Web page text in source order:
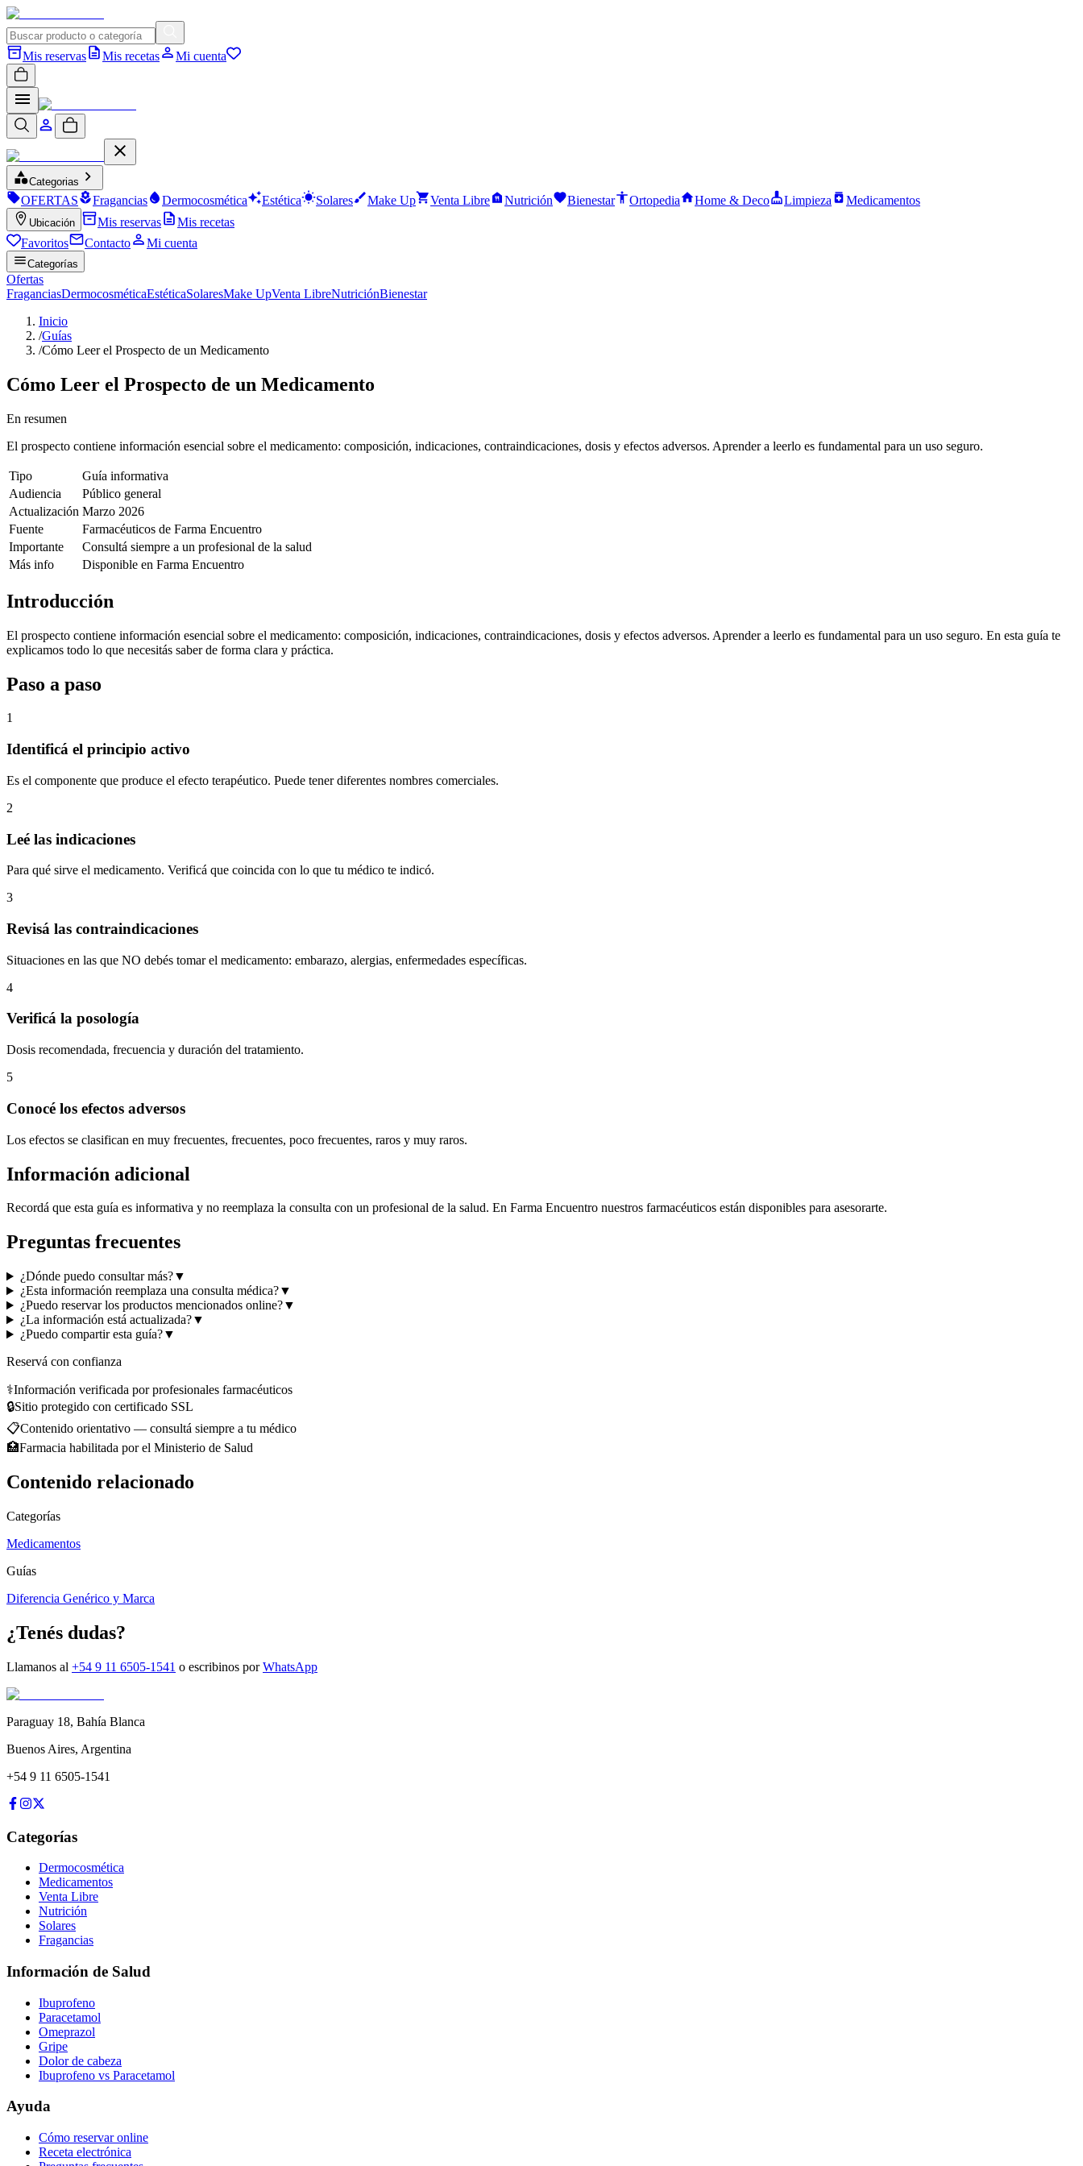
Mis reservas Mis recetas Mi cuenta
Categorias
OFERTAS Fragancias Dermocosmética Estética Solares Make Up Venta Libre Nutrición Bienestar Ortopedia Home & Deco Limpieza Medicamentos
Ubicación Mis reservas
Mis recetas
Favoritos
Contacto Mi cuenta
Categorías
Ofertas
FraganciasDermocosméticaEstéticaSolaresMake UpVenta LibreNutriciónBienestar
Inicio
/Guías
/Cómo Leer el Prospecto de un Medicamento
Cómo Leer el Prospecto de un Medicamento
En resumen
El prospecto contiene información esencial sobre el medicamento: composición, indicaciones, contraindicaciones, dosis y efectos adversos. Aprender a leerlo es fundamental para un uso seguro.
Tipo
Guía informativa
Audiencia
Público general
Actualización Marzo 2026
Fuente
Farmacéuticos de Farma Encuentro
Importante
Consultá siempre a un profesional de la salud
Más info
Disponible en Farma Encuentro
Introducción
El prospecto contiene información esencial sobre el medicamento: composición, indicaciones, contraindicaciones, dosis y efectos adversos. Aprender a leerlo es fundamental para un uso seguro. En esta guía te
explicamos todo lo que necesitás saber de forma clara y práctica.
Paso a paso
1
Identificá el principio activo
Es el componente que produce el efecto terapéutico. Puede tener diferentes nombres comerciales.
2
Leé las indicaciones
Para qué sirve el medicamento. Verificá que coincida con lo que tu médico te indicó.
3
Revisá las contraindicaciones
Situaciones en las que NO debés tomar el medicamento: embarazo, alergias, enfermedades específicas.
4
Verificá la posología
Dosis recomendada, frecuencia y duración del tratamiento.
5
Conocé los efectos adversos
Los efectos se clasifican en muy frecuentes, frecuentes, poco frecuentes, raros y muy raros.
Información adicional
Recordá que esta guía es informativa y no reemplaza la consulta con un profesional de la salud. En Farma Encuentro nuestros farmacéuticos están disponibles para asesorarte.
Preguntas frecuentes
¿Dónde puedo consultar más?▼
¿Esta información reemplaza una consulta médica?▼
¿Puedo reservar los productos mencionados online?▼
¿La información está actualizada?▼
¿Puedo compartir esta guía?▼
Reservá con confianza
⚕️Información verificada por profesionales farmacéuticos
🔒Sitio protegido con certificado SSL
📋Contenido orientativo — consultá siempre a tu médico
🏥Farmacia habilitada por el Ministerio de Salud
Contenido relacionado
Categorías
Medicamentos
Guías
Diferencia Genérico y Marca
¿Tenés dudas?
Llamanos al +54 9 11 6505-1541 o escribinos por WhatsApp
Paraguay 18, Bahía Blanca
Buenos Aires, Argentina
+54 9 11 6505-1541
Categorías
Dermocosmética
Medicamentos
Venta Libre
Nutrición
Solares
Fragancias
Información de Salud
Ibuprofeno
Paracetamol
Omeprazol
Gripe
Dolor de cabeza
Ibuprofeno vs Paracetamol
Ayuda
Cómo reservar online
Receta electrónica